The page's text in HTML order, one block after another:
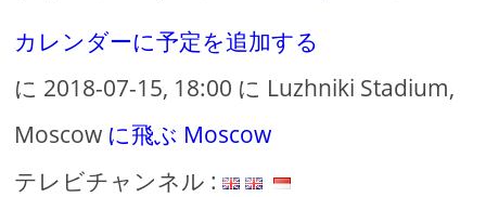
カレンダーに予定を追加する
に 2018-07-15, 18:00 に Luzhniki Stadium,
Moscow に飛ぶ Moscow
テレビチャンネル :